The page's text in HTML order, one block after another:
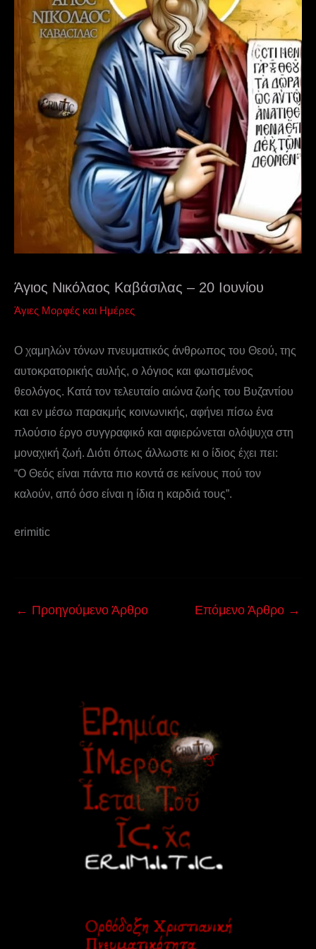
Άγιος Νικόλαος Καβάσιλας – 20 Ιουνίου
Άγιες Μορφές και Ημέρες
Ο χαμηλών τόνων πνευματικός άνθρωπος του Θεού, της
αυτοκρατορικής αυλής, ο λόγιος και φωτισμένος
θεολόγος. Κατά τον τελευταίο αιώνα ζωής του Βυζαντίου
και εν μέσω παρακμής κοινωνικής, αφήνει πίσω ένα
πλούσιο έργο συγγραφικό και αφιερώνεται ολόψυχα στη
μοναχική ζωή. Διότι όπως άλλωστε κι ο ίδιος έχει πει:
“Ο Θεός είναι πάντα πιο κοντά σε κείνους πού τον
καλούν, από όσο είναι η ίδια η καρδιά τους”.
erimitic
← Προηγούμενο Άρθρο Επόμενο Άρθρο →